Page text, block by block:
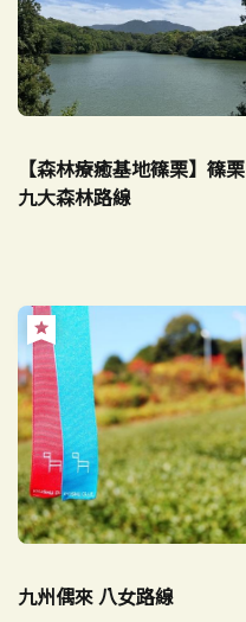
【森林療癒基地篠栗】篠栗
九大森林路線
九州偶來 八女路線